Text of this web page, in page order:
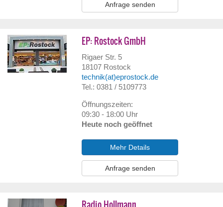
Anfrage senden
EP: Rostock GmbH
Rigaer Str. 5
18107 Rostock
technik(at)eprostock.de
Tel.: 0381 / 5109773
Öffnungszeiten:
09:30 - 18:00 Uhr
Heute noch geöffnet
Mehr Details
Anfrage senden